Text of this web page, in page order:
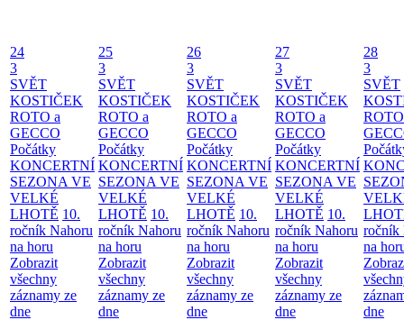
24
3
SVĚT
KOSTIČEK
ROTO a
GECCO
Počátky
KONCERTNÍ
SEZONA VE
VELKÉ
LHOTĚ 10.
ročník Nahoru
na horu
Zobrazit
všechny
záznamy ze
dne
25
3
SVĚT
KOSTIČEK
ROTO a
GECCO
Počátky
KONCERTNÍ
SEZONA VE
VELKÉ
LHOTĚ 10.
ročník Nahoru
na horu
Zobrazit
všechny
záznamy ze
dne
26
3
SVĚT
KOSTIČEK
ROTO a
GECCO
Počátky
KONCERTNÍ
SEZONA VE
VELKÉ
LHOTĚ 10.
ročník Nahoru
na horu
Zobrazit
všechny
záznamy ze
dne
27
3
SVĚT
KOSTIČEK
ROTO a
GECCO
Počátky
KONCERTNÍ
SEZONA VE
VELKÉ
LHOTĚ 10.
ročník Nahoru
na horu
Zobrazit
všechny
záznamy ze
dne
28
3
SVĚT
ročník
na
dne